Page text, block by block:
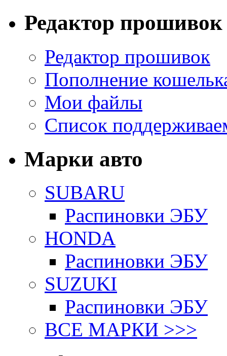
Редактор прошивок
Редактор прошивок
Пополнение
Мои файлы
Список
Марки авто
SUBARU
Распиновки ЭБУ
HONDA
Распиновки ЭБУ
SUZUKI
Распиновки ЭБУ
ВСЕ МАРКИ >>>